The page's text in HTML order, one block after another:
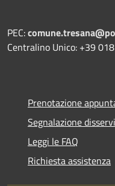
PEC:
Centralino Unico: +39
Prenotazione
Segnalazione
Leggi le FAQ
Richiesta assistenza